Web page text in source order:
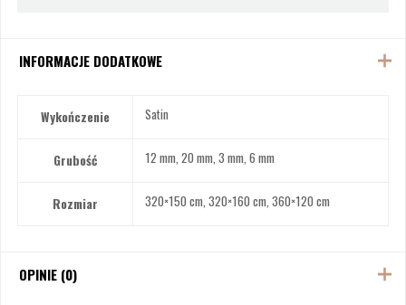
INFORMACJE DODATKOWE
Wykończenie Satin
Grubość 12 mm, 20 mm, 3 mm, 6 mm
Rozmiar 320×150 cm, 320×160 cm, 360×120 cm
OPINIE (0)